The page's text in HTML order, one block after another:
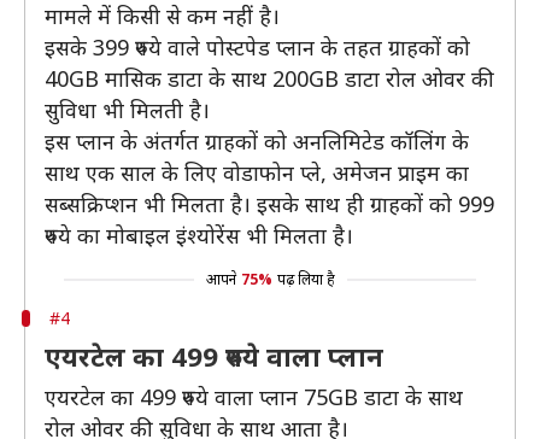
मामले में किसी से कम नहीं है।
इसके 399 रुपये वाले पोस्टपेड प्लान के तहत ग्राहकों को
40GB मासिक डाटा के साथ 200GB डाटा रोल ओवर की
सुविधा भी मिलती है।
इस प्लान के अंतर्गत ग्राहकों को अनलिमिटेड कॉलिंग के
साथ एक साल के लिए वोडाफोन प्ले, अमेजन प्राइम का
सब्सक्रिप्शन भी मिलता है। इसके साथ ही ग्राहकों को 999
रुपये का मोबाइल इंश्योरेंस भी मिलता है।
आपने 75% पढ़ लिया है
#4
एयरटेल का 499 रुपये वाला प्लान
एयरटेल का 499 रुपये वाला प्लान 75GB डाटा के साथ
रोल ओवर की सुविधा के साथ आता है।